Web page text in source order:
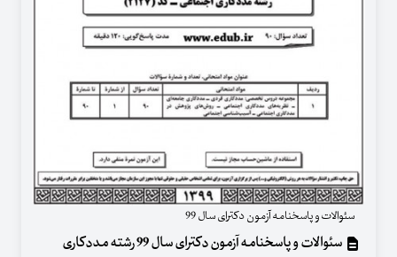
سئوالات و پاسخنامه آزمون دکترای سال 99
سئوالات و پاسخنامه آزمون دکترای سال 99 رشته مددکاری